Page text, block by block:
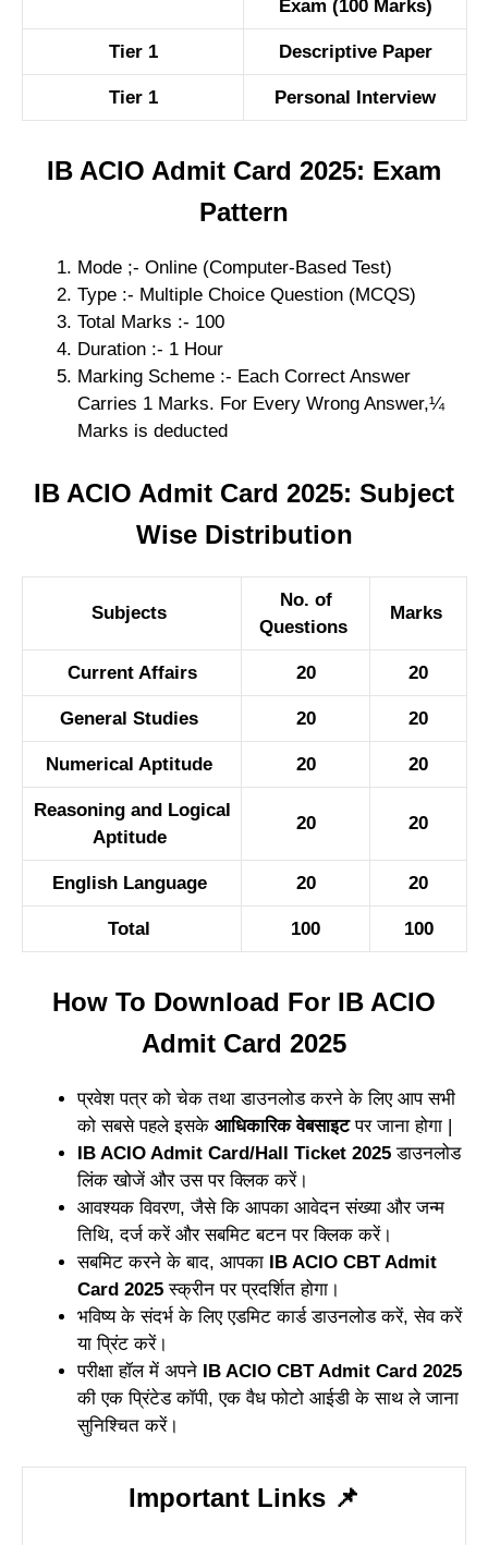
Exam (100 Marks)
Tier 1 Descriptive Paper
Tier 1 Personal Interview
IB ACIO Admit Card 2025: Exam
Pattern
Mode ;- Online (Computer-Based Test)
Type :- Multiple Choice Question (MCQS)
Total Marks :- 100
Duration :- 1 Hour
Marking Scheme :- Each Correct Answer
Carries 1 Marks. For Every Wrong Answer,¼
Marks is deducted
IB ACIO Admit Card 2025: Subject
Wise Distribution
Subjects
No. of
Questions
Marks
Current Affairs 20 20
General Studies 20 20
Numerical Aptitude 20 20
Reasoning and Logical
Aptitude
20 20
English Language 20 20
Total 100 100
How To Download For IB ACIO
Admit Card 2025
प्रवेश पत्र को चेक तथा डाउनलोड करने के लिए आप सभी
को सबसे पहले इसके आधिकारिक वेबसाइटपर जाना होगा |
IB ACIO Admit Card/Hall Ticket 2025 डाउनलोड
लिंक खोजें और उस पर क्लिक करें।
आवश्यक विवरण, जैसे कि आपका आवेदन संख्या और जन्म
तिथि, दर्ज करें और सबमिट बटन पर क्लिक करें।
सबमिट करने के बाद, आपका IB ACIO CBT Admit
Card 2025 स्क्रीन पर प्रदर्शित होगा।
भविष्य के संदर्भ के लिए एडमिट कार्ड डाउनलोड करें, सेव करें
या प्रिंट करें।
परीक्षा हॉल में अपने IB ACIO CBT Admit Card 2025
की एक प्रिंटेड कॉपी, एक वैध फोटो आईडी के साथ ले जाना
सुनिश्चित करें।
Important Links 📌